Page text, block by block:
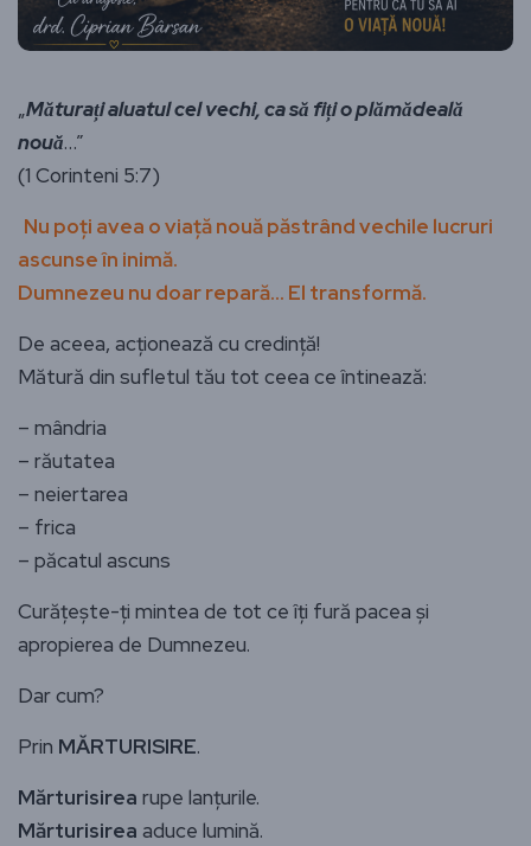
„Măturați aluatul cel vechi, ca să fiți o plămădeală
nouă…”
(1 Corinteni 5:7)
Nu poți avea o viață nouă păstrând vechile lucruri
ascunse în inimă.
Dumnezeu nu doar repară… El transformă.
De aceea, acționează cu credință!
Mătură din sufletul tău tot ceea ce întinează:
– mândria
– răutatea
– neiertarea
– frica
– păcatul ascuns
Curățește-ți mintea de tot ce îți fură pacea și
apropierea de Dumnezeu.
Dar cum?
Prin MĂRTURISIRE.
Mărturisirea rupe lanțurile.
Mărturisirea aduce lumină.